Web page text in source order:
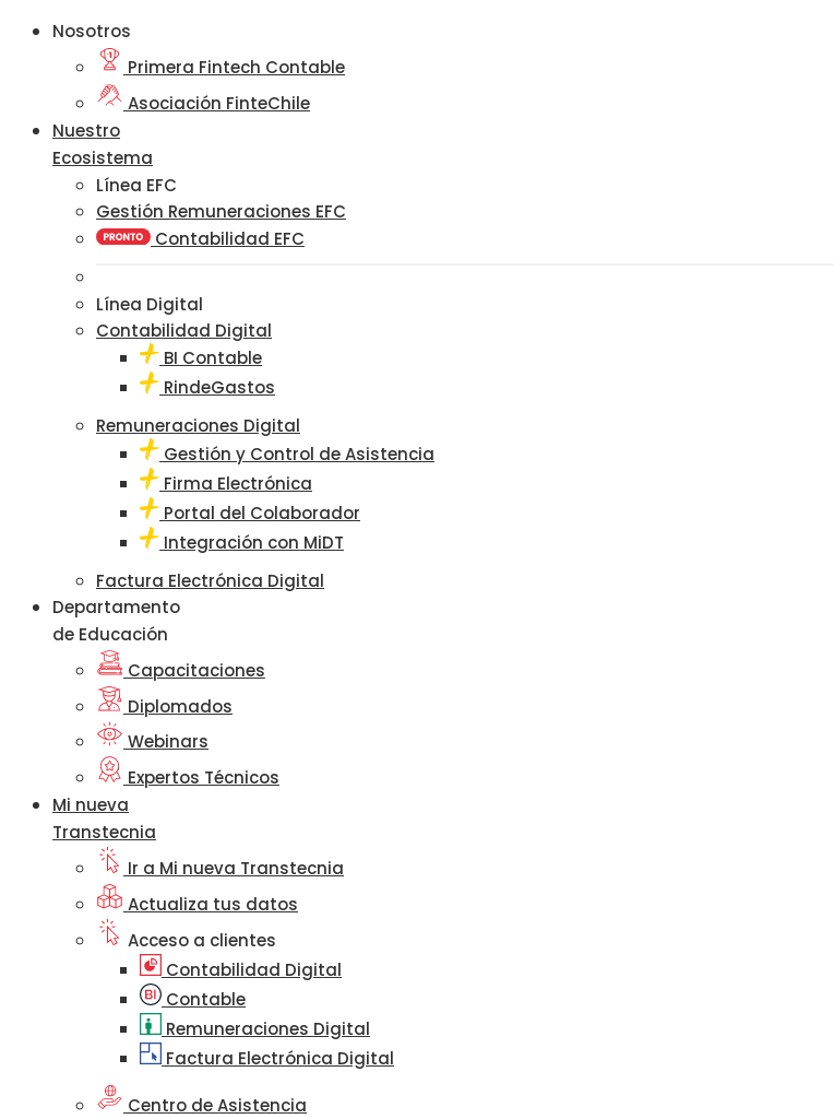
Nosotros
Primera Fintech Contable
Asociación FinteChile
Nuestro
Ecosistema
Línea EFC
Gestión Remuneraciones EFC
Contabilidad EFC
Línea Digital
Contabilidad Digital
BI Contable
RindeGastos
Remuneraciones Digital
Gestión y Control de Asistencia
Firma Electrónica
Portal del Colaborador
Integración con MiDT
Factura Electrónica Digital
Departamento
de Educación
Capacitaciones
Diplomados
Webinars
Expertos Técnicos
Mi nueva
Transtecnia
Ir a Mi nueva Transtecnia
Actualiza tus datos
Acceso a clientes
Contabilidad Digital
Contable
Remuneraciones Digital
Factura Electrónica Digital
Centro de Asistencia